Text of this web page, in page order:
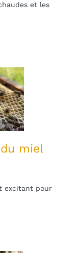
et les
miel
excitant pour